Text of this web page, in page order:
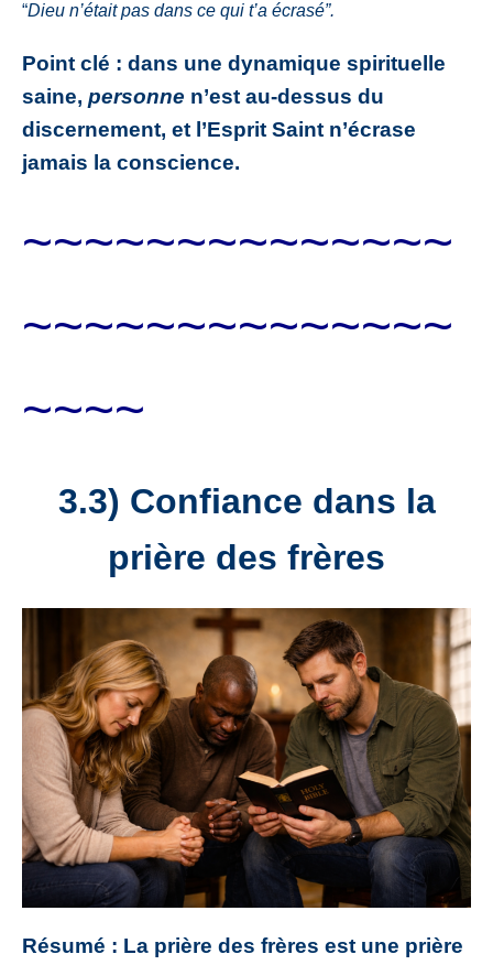
“Dieu n’était pas dans ce qui t’a écrasé”.
Point clé : dans une dynamique spirituelle
saine, personne n’est au-dessus du
discernement, et l’Esprit Saint n’écrase
jamais la conscience.
~~~~~~~~~~~~~~
~~~~~~~~~~~~~~
~~~~
3.3) Confiance dans la
prière des frères
Résumé : La prière des frères est une prière